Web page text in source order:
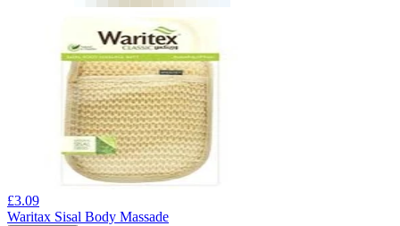
£3.09
Waritax Sisal Body Massade